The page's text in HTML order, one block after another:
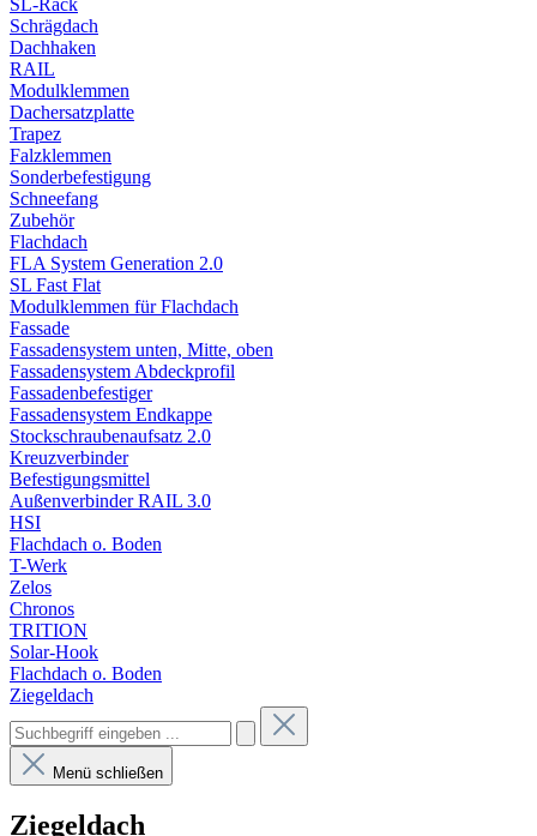
SL-Rack
Schrägdach
Dachhaken
RAIL
Modulklemmen
Dachersatzplatte
Trapez
Falzklemmen
Sonderbefestigung
Schneefang
Zubehör
Flachdach
FLA System Generation 2.0
SL Fast Flat
Modulklemmen für Flachdach
Fassade
Fassadensystem unten, Mitte, oben
Fassadensystem Abdeckprofil
Fassadenbefestiger
Fassadensystem Endkappe
Stockschrauben­aufsatz 2.0
Kreuzverbinder
Befestigungsmittel
Außenverbinder RAIL 3.0
HSI
Flachdach o. Boden
T-Werk
Zelos
Chronos
TRITION
Solar-Hook
Flachdach o. Boden
Ziegeldach
Menü schließen
Ziegeldach